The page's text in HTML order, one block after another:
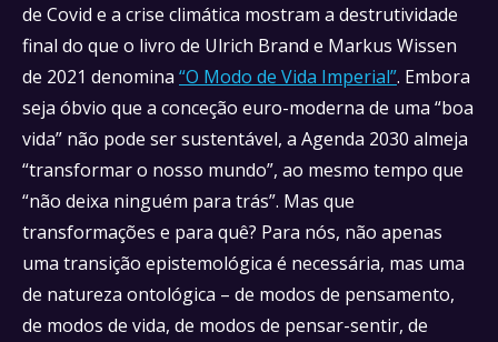
de Covid e a crise climática mostram a destrutividade
final do que o livro de Ulrich Brand e Markus Wissen
de 2021 denomina “O Modo de Vida Imperial”. Embora
seja óbvio que a conceção euro-moderna de uma “boa
vida” não pode ser sustentável, a Agenda 2030 almeja
“transformar o nosso mundo”, ao mesmo tempo que
“não deixa ninguém para trás”. Mas que
transformações e para quê? Para nós, não apenas
uma transição epistemológica é necessária, mas uma
de natureza ontológica – de modos de pensamento,
de modos de vida, de modos de pensar-sentir, de